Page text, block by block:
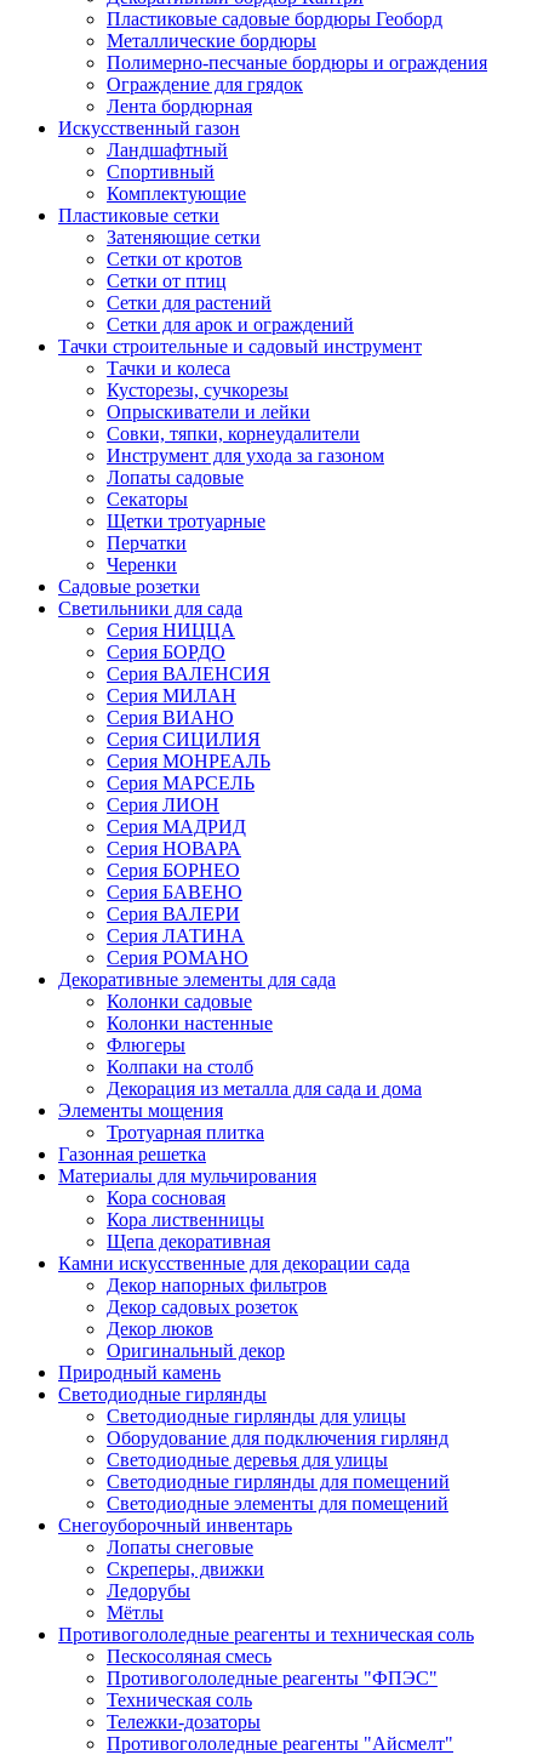
Пластиковые садовые бордюры Геоборд
Металлические бордюры
Полимерно-песчаные бордюры и ограждения
Ограждение для грядок
Лента бордюрная
Искусственный газон
Ландшафтный
Спортивный
Комплектующие
Пластиковые сетки
Затеняющие сетки
Сетки от кротов
Сетки от птиц
Сетки для растений
Сетки для арок и ограждений
Тачки строительные и садовый инструмент
Тачки и колеса
Кусторезы, сучкорезы
Опрыскиватели и лейки
Совки, тяпки, корнеудалители
Инструмент для ухода за газоном
Лопаты садовые
Секаторы
Щетки тротуарные
Перчатки
Черенки
Садовые розетки
Светильники для сада
Серия НИЦЦА
Серия БОРДО
Серия ВАЛЕНСИЯ
Серия МИЛАН
Серия ВИАНО
Серия СИЦИЛИЯ
Серия МОНРЕАЛЬ
Серия МАРСЕЛЬ
Серия ЛИОН
Серия МАДРИД
Серия НОВАРА
Серия БОРНЕО
Серия БАВЕНО
Серия ВАЛЕРИ
Серия ЛАТИНА
Серия РОМАНО
Декоративные элементы для сада
Колонки садовые
Колонки настенные
Флюгеры
Колпаки на столб
Декорация из металла для сада и дома
Элементы мощения
Тротуарная плитка
Газонная решетка
Материалы для мульчирования
Кора сосновая
Кора лиственницы
Щепа декоративная
Камни искусственные для декорации сада
Декор напорных фильтров
Декор садовых розеток
Декор люков
Оригинальный декор
Природный камень
Светодиодные гирлянды
Светодиодные гирлянды для улицы
Оборудование для подключения гирлянд
Светодиодные деревья для улицы
Светодиодные гирлянды для помещений
Светодиодные элементы для помещений
Снегоуборочный инвентарь
Лопаты снеговые
Скреперы, движки
Ледорубы
Мётлы
Противогололедные реагенты и техническая соль
Пескосоляная смесь
Противогололедные реагенты "ФПЭС"
Техническая соль
Тележки-дозаторы
Противогололедные реагенты "Айсмелт"